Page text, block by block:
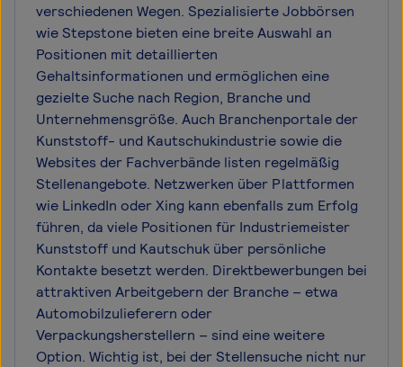
verschiedenen Wegen. Spezialisierte Jobbörsen
wie Stepstone bieten eine breite Auswahl an
Positionen mit detaillierten
Gehaltsinformationen und ermöglichen eine
gezielte Suche nach Region, Branche und
Unternehmensgröße. Auch Branchenportale der
Kunststoff- und Kautschukindustrie sowie die
Websites der Fachverbände listen regelmäßig
Stellenangebote. Netzwerken über Plattformen
wie LinkedIn oder Xing kann ebenfalls zum Erfolg
führen, da viele Positionen für Industriemeister
Kunststoff und Kautschuk über persönliche
Kontakte besetzt werden. Direktbewerbungen bei
attraktiven Arbeitgebern der Branche – etwa
Automobilzulieferern oder
Verpackungsherstellern – sind eine weitere
Option. Wichtig ist, bei der Stellensuche nicht nur